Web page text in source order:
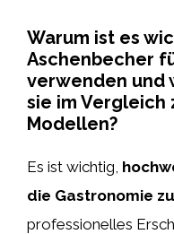
Warum ist es
Aschenbecher
verwenden und
sie im Vergleich
Modellen?
Es ist wichtig,
die Gastronomie
professionelles